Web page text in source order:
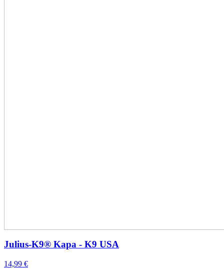
Julius-K9® Kapa - K9 USA
14,99 €